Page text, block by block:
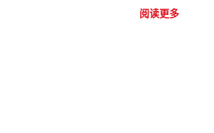
阅读更多